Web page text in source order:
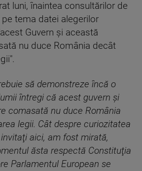
luni, înaintea consultărilor de
pe tema datei alegerilor
Guvern şi această
nu duce România decât
să demonstreze încă o
întregi că acest guvern şi
comasată nu duce România
legii. Cât despre curiozitatea
aici, am fost mirată,
ăsta respectă Constituţia
Parlamentul European se